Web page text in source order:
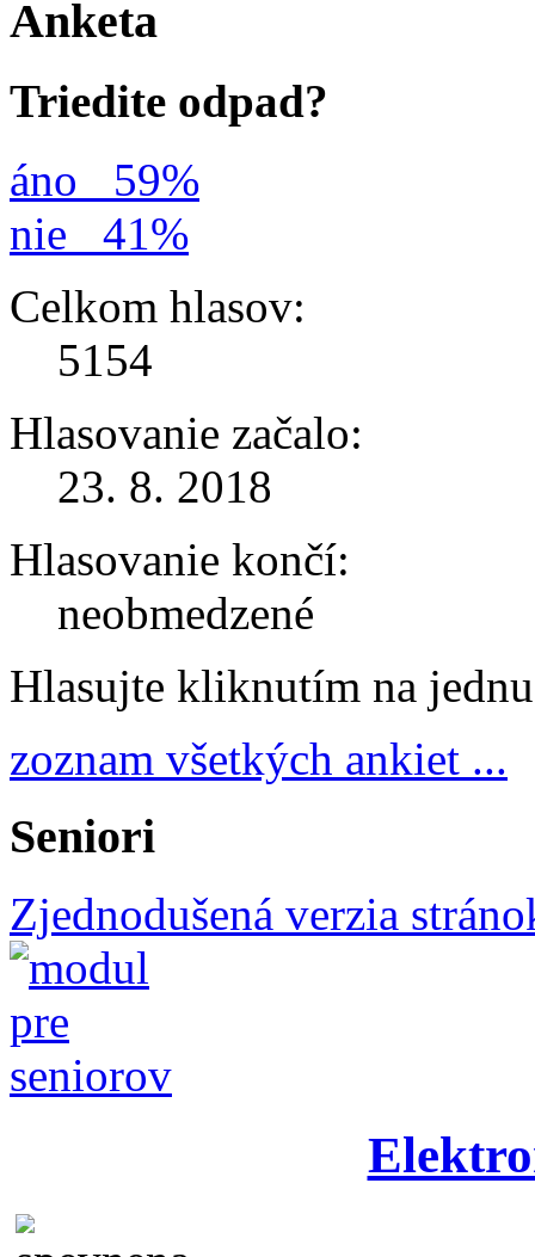
Anketa
Triedite odpad?
áno
59%
nie
41%
Celkom hlasov:
5154
Hlasovanie začalo:
23. 8. 2018
Hlasovanie končí:
neobmedzené
Hlasujte kliknutím na
zoznam všetkých ankiet ...
Seniori
Zjednodušená verzia